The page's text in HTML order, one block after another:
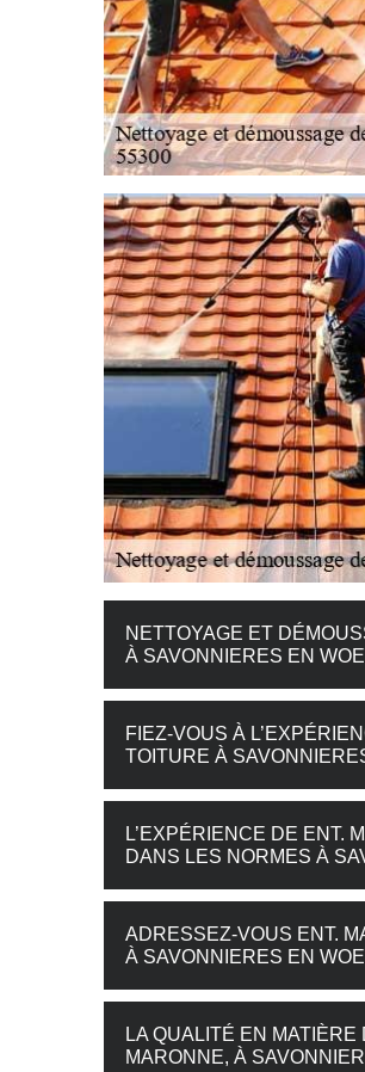
NETTOYAGE ET
À SAVONNIERES EN
FIEZ-VOUS À
TOITURE À
L’EXPÉRIENCE DE ENT.
DANS LES NORMES À
ADRESSEZ-VOUS ENT.
À SAVONNIERES EN
LA QUALITÉ EN
MARONNE, À